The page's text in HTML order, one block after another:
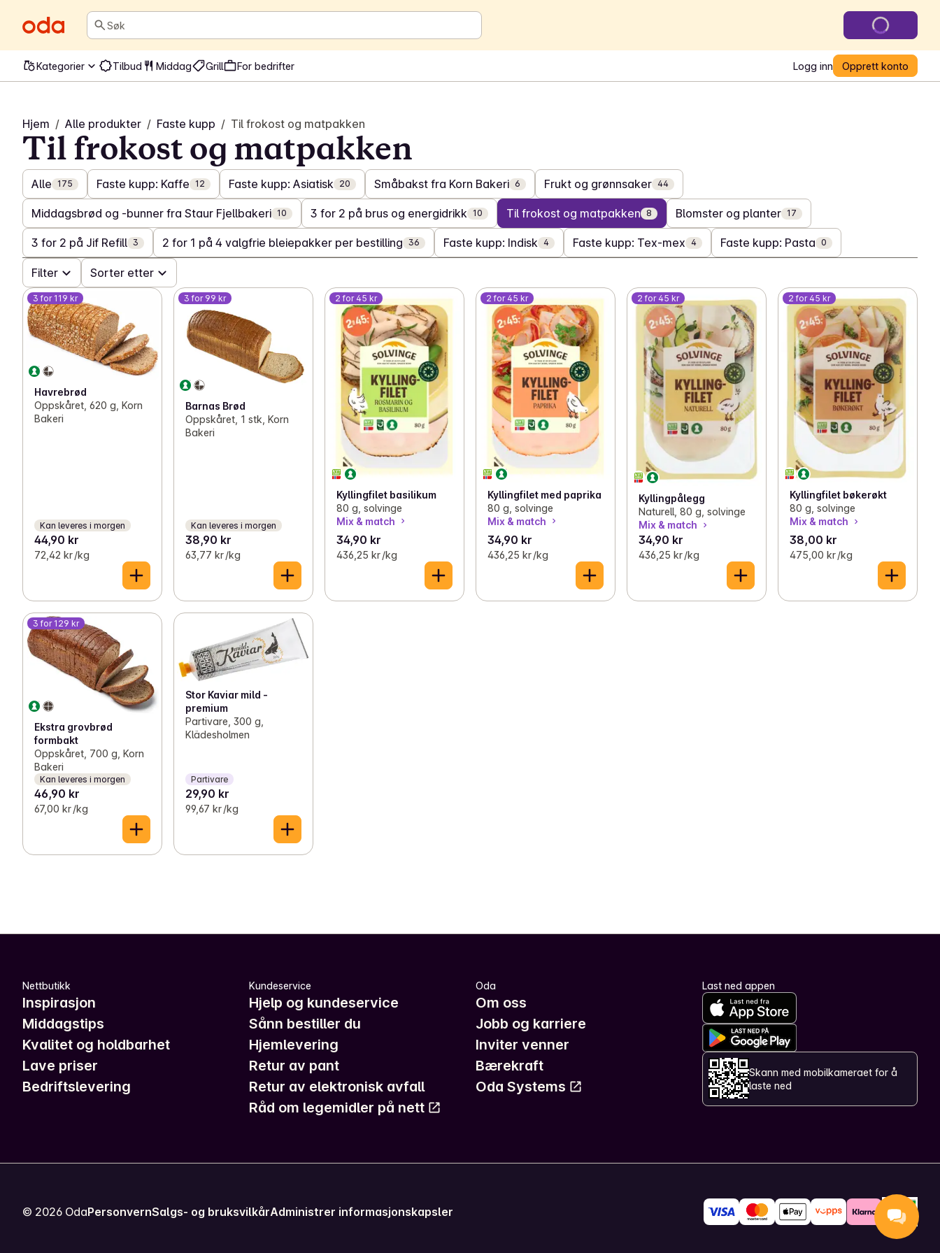
Søk
Kategorier Tilbud Middag Grill For bedrifter Logg inn Opprett konto
Hjem / Alle produkter / Faste kupp / Til frokost og matpakken
Til frokost og matpakken
Alle 175 Faste kupp: Kaffe 12 Faste kupp: Asiatisk 20 Småbakst fra Korn Bakeri 6 Frukt og grønnsaker 44
Middagsbrød og -bunner fra Staur Fjellbakeri 10 3 for 2 på brus og energidrikk 10 Til frokost og matpakken 8 Blomster og planter 17
3 for 2 på Jif Refill 3 2 for 1 på 4 valgfrie bleiepakker per bestilling 36 Faste kupp: Indisk 4 Faste kupp: Tex-mex 4 Faste kupp: Pasta 0
Filter Sorter etter
3 for 119 kr
Havrebrød
Oppskåret, 620 g, Korn
Bakeri
Kan leveres i morgen
44,90 kr
72,42 kr /kg
3 for 99 kr
Barnas Brød
Oppskåret, 1 stk, Korn
Bakeri
Kan leveres i morgen
38,90 kr
63,77 kr /kg
2 for 45 kr
Kyllingfilet basilikum
80 g, solvinge
Mix & match
34,90 kr
436,25 kr /kg
2 for 45 kr
Kyllingfilet med paprika
80 g, solvinge
Mix & match
34,90 kr
436,25 kr /kg
2 for 45 kr
Kyllingpålegg
Naturell, 80 g, solvinge
Mix & match
34,90 kr
436,25 kr /kg
2 for 45 kr
Kyllingfilet bøkerøkt
80 g, solvinge
Mix & match
38,00 kr
475,00 kr /kg
3 for 129 kr
Ekstra grovbrød
formbakt
Oppskåret, 700 g, Korn
Bakeri
Kan leveres i morgen
46,90 kr
67,00 kr /kg
Stor Kaviar mild -
premium
Partivare, 300 g,
Klädesholmen
Partivare
29,90 kr
99,67 kr /kg
Nettbutikk
Inspirasjon
Middagstips
Kvalitet og holdbarhet
Lave priser
Bedriftslevering
Kundeservice
Hjelp og kundeservice
Sånn bestiller du
Hjemlevering
Retur av pant
Retur av elektronisk avfall
Råd om legemidler på nett
Oda
Om oss
Jobb og karriere
Inviter venner
Bærekraft
Oda Systems
Last ned appen
Skann med mobilkameraet for å
laste ned
© 2026 OdaPersonvernSalgs- og bruksvilkårAdministrer informasjonskapsler